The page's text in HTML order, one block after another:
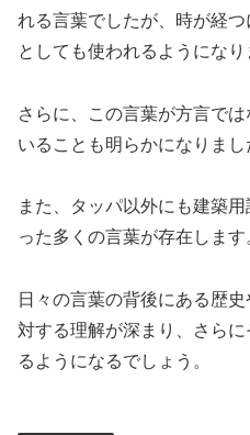
れる言葉でしたが、時が経
としても使われるようになり
さらに、この言葉が方言で
いることも明らかになりまし
また、タッパ以外にも建築
った多くの言葉が存在します
日々の言葉の背後にある歴
対する理解が深まり、さら
るようになるでしょう。